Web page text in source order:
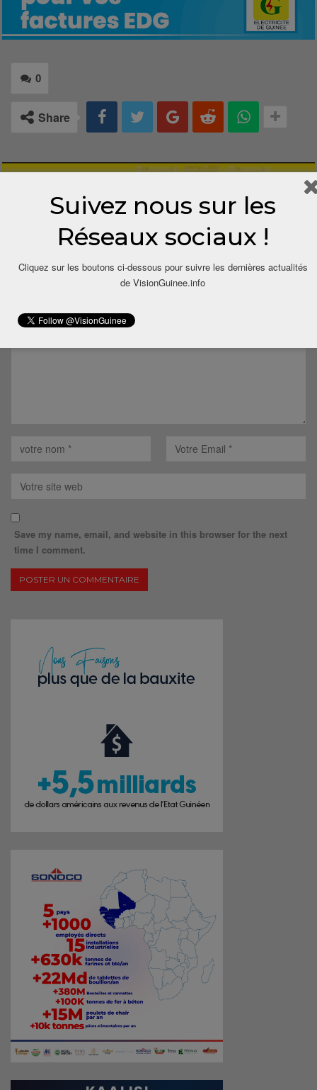
0
Share
LAISSER UN COMMENTAIRE
Save my name, email, and website in this browser for the next
time I comment.
Suivez nous sur les
Réseaux sociaux !
Cliquez sur les boutons ci-dessous pour suivre les dernières actualités
de VisionGuinee.info